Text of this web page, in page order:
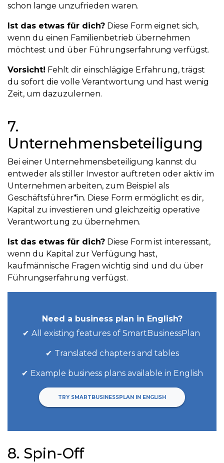
schon lange unzufrieden waren.
Ist das etwas für dich? Diese Form eignet sich,
wenn du einen Familienbetrieb übernehmen
möchtest und über Führungserfahrung verfügst.
Vorsicht! Fehlt dir einschlägige Erfahrung, trägst
du sofort die volle Verantwortung und hast wenig
Zeit, um dazuzulernen.
7.
Unternehmensbeteiligung
Bei einer Unternehmensbeteiligung kannst du
entweder als stiller Investor auftreten oder aktiv im
Unternehmen arbeiten, zum Beispiel als
Geschäftsführer*in. Diese Form ermöglicht es dir,
Kapital zu investieren und gleichzeitig operative
Verantwortung zu übernehmen.
Ist das etwas für dich? Diese Form ist interessant,
wenn du Kapital zur Verfügung hast,
kaufmännische Fragen wichtig sind und du über
Führungserfahrung verfügst.
Need a business plan in English?
All existing features of SmartBusinessPlan
Translated chapters and tables
Example business plans available in English
TRY SMARTBUSINESSPLAN IN ENGLISH
8. Spin-Off